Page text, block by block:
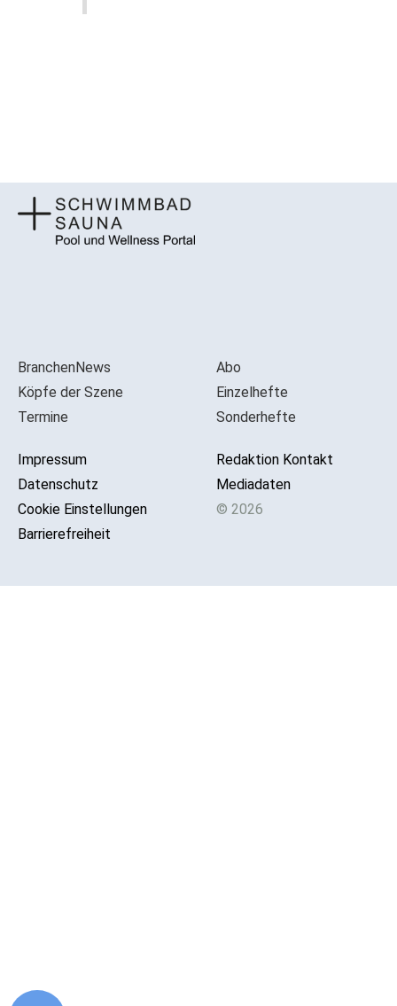
BranchenNews
Köpfe der Szene
Termine
Impressum
Datenschutz
Cookie Einstellungen
Barrierefreiheit
Abo
Einzelhefte
Sonderhefte
Redaktion Kontakt
Mediadaten
© 2026